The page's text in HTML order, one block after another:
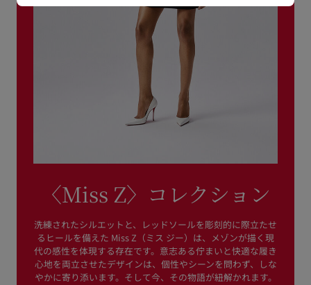
〈Miss Z〉コレクション
洗練されたシルエットと、レッドソールを彫刻的に際立たせ
るヒールを備えた Miss Z（ミス ジー）は、メゾンが描く現
代の感性を体現する存在です。意志ある佇まいと快適な履き
心地を両立させたデザインは、個性やシーンを問わず、しな
やかに寄り添います。そして今、その物語が紐解かれます。